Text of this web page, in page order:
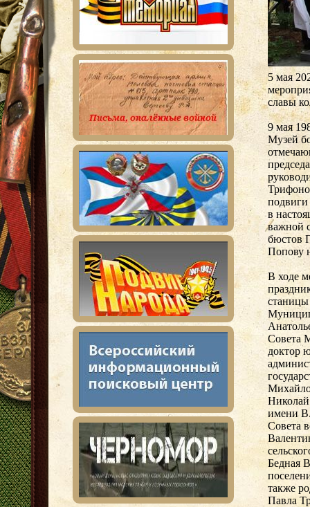
5 мая
славы
9 мая
Музей
подвиги
в
важной
бюстов
Попову
В ходе
станицы
Совета
доктор
имени
Совета
Бедная
также
Павла